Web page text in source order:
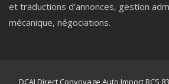
et traductions d'annonces, gestion
mécanique, négociations.
DCAI Direct Convoyage Auto Import RCS